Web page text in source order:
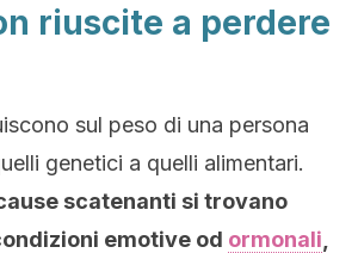
riuscite a perdere
sul peso di una persona
genetici a quelli alimentari.
scatenanti si trovano
emotive od ormonali